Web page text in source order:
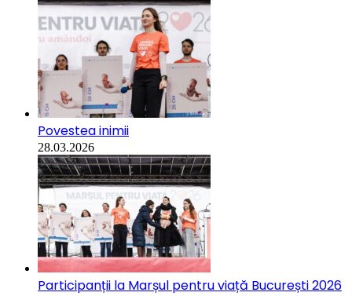
Povestea inimii
28.03.2026
Participanții la Marșul pentru viață București 2026